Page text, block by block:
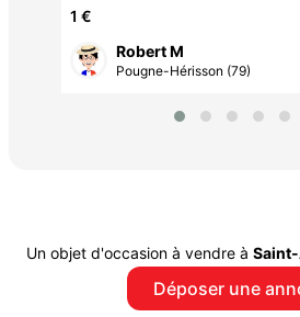
Apicole,pour 1 euros,le tout
1 €
Robert M
Pougne-Hérisson (79)
Un objet d'occasion à vendre à
Déposer une